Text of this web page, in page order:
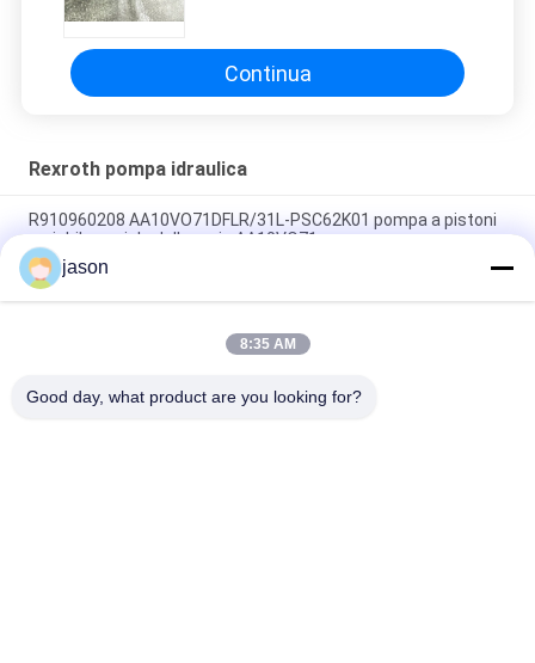
Continua
Rexroth pompa idraulica
R910960208 AA10VO71DFLR/31L-PSC62K01 pompa a pistoni
variabile assiale della serie AA10VO71
R910945652 AA10VO71DRG/31L-PSC62N00 pompa a pistoni
variabile assiale della serie AA10VO71
R902447189 AA10VO71DR/31L-PSC12N00 pompa a pistoni
jason
8:35 AM
Good day, what product are you looking for?